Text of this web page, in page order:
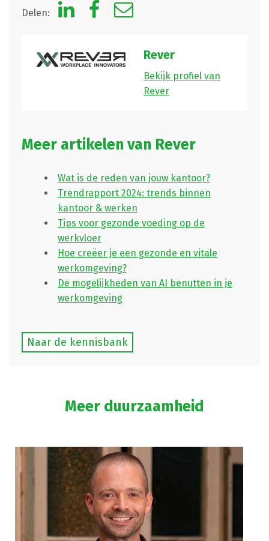
Delen:
Rever
Bekijk profiel van
Rever
Meer artikelen van Rever
Wat is de reden van jouw kantoor?
Trendrapport 2024: trends binnen
kantoor & werken
Tips voor gezonde voeding op de
werkvloer
Hoe creëer je een gezonde en vitale
werkomgeving?
De mogelijkheden van AI benutten in je
werkomgeving
Naar de kennisbank
Meer duurzaamheid